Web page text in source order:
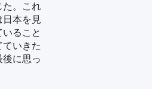
た。これ
日本を見
ること
いきた
に思っ